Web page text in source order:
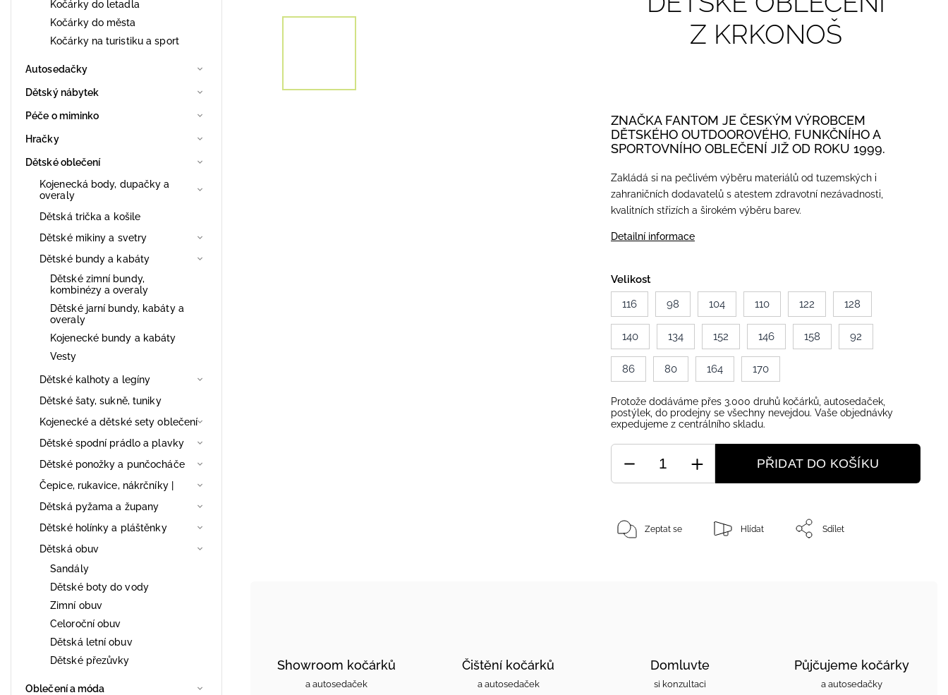
Kočárky do letadla
Kočárky do města
Kočárky na turistiku a sport
Autosedačky
Dětský nábytek
Péče o miminko
Hračky
Dětské oblečení
Kojenecká body, dupačky a
overaly
Dětská trička a košile
Dětské mikiny a svetry
Dětské bundy a kabáty
Dětské zimní bundy,
kombinézy a overaly
Dětské jarní bundy, kabáty a
overaly
Kojenecké bundy a kabáty
Vesty
Dětské kalhoty a legíny
Dětské šaty, sukně, tuniky
Kojenecké a dětské sety oblečení
Dětské spodní prádlo a plavky
Dětské ponožky a punčocháče
Čepice, rukavice, nákrčníky |
Dětská pyžama a župany
Dětské holínky a pláštěnky
Dětská obuv
Sandály
Dětské boty do vody
Zimní obuv
Celoroční obuv
Dětská letní obuv
Dětské přezůvky
Oblečení a móda
Z KRKONOŠ
ZNAČKA FANTOM JE ČESKÝM VÝROBCEM
DĚTSKÉHO OUTDOOROVÉHO, FUNKČNÍHO A
SPORTOVNÍHO OBLEČENÍ JIŽ OD ROKU 1999.
Zakládá si na pečlivém výběru materiálů od tuzemských i
zahraničních dodavatelů s atestem zdravotní nezávadnosti,
kvalitních střizích a širokém výběru barev.
Detailní informace
Velikost
116
98 104 110 122 128
140 134 152 146 158 92
86 80 164 170
Protože dodáváme přes 3.000 druhů kočárků, autosedaček,
postýlek, do prodejny se všechny nevejdou. Vaše objednávky
expedujeme z centrálního skladu.
PŘIDAT DO KOŠÍKU
Zeptat se Hlídat Sdílet
Showroom kočárků
a autosedaček
Čištění kočárků
a autosedaček
Domluvte
si konzultaci
Půjčujeme kočárky
a autosedačky